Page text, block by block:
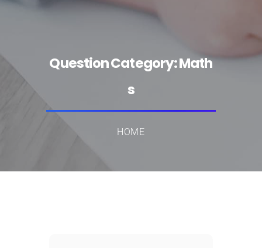
Question Category:Math
s
HOME